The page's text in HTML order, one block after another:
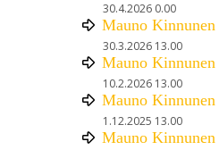
30.4.2026 0.00
Mauno Kinnunen
30.3.2026 13.00
Mauno Kinnunen
10.2.2026 13.00
Mauno Kinnunen
1.12.2025 13.00
Mauno Kinnunen